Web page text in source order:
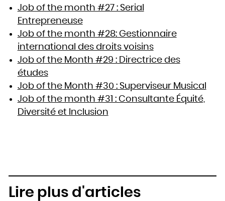
Job of the month #27 : Serial
Entrepreneuse
Job of the month #28: Gestionnaire
international des droits voisins
Job of the Month #29 : Directrice des
études
Job of the Month #30 : Superviseur Musical
Job of the month #31 : Consultante Équité,
Diversité et Inclusion
Lire plus d'articles